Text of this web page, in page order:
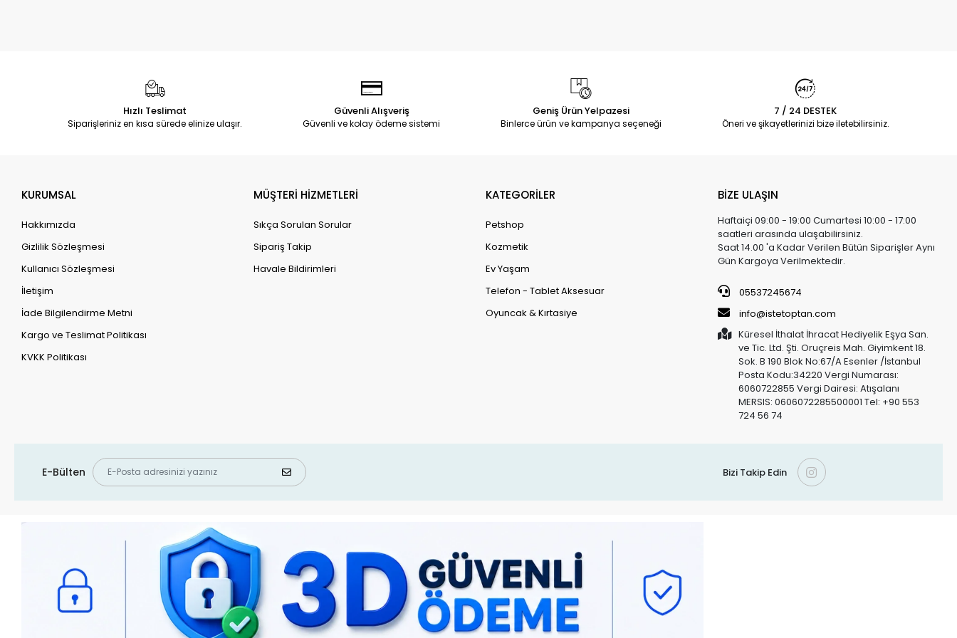
Hızlı Teslimat
Siparişleriniz en kısa sürede elinize ulaşır.
Güvenli Alışveriş
Güvenli ve kolay ödeme sistemi
Geniş Ürün Yelpazesi
Binlerce ürün ve kampanya seçeneği
7 / 24 DESTEK
Öneri ve şikayetlerinizi bize iletebilirsiniz.
KURUMSAL
Hakkımızda
Gizlilik Sözleşmesi
Kullanıcı Sözleşmesi
İletişim
İade Bilgilendirme Metni
Kargo ve Teslimat Politikası
KVKK Politikası
MÜŞTERİ HİZMETLERİ
Sıkça Sorulan Sorular
Sipariş Takip
Havale Bildirimleri
KATEGORİLER
Petshop
Kozmetik
Ev Yaşam
Telefon - Tablet Aksesuar
Oyuncak & Kırtasiye
BİZE ULAŞIN
Haftaiçi 09:00 - 19:00 Cumartesi 10:00 - 17:00
saatleri arasında ulaşabilirsiniz.
Saat 14.00 'a Kadar Verilen Bütün Siparişler Aynı
Gün Kargoya Verilmektedir.
05537245674
info@istetoptan.com
Küresel İthalat İhracat Hediyelik Eşya San.
ve Tic. Ltd. Şti. Oruçreis Mah. Giyimkent 18.
Sok. B 190 Blok No:67/A Esenler /İstanbul
Posta Kodu:34220 Vergi Numarası:
6060722855 Vergi Dairesi: Atışalanı
MERSIS: 0606072285500001 Tel: +90 553
724 56 74
E-Bülten Bizi Takip Edin